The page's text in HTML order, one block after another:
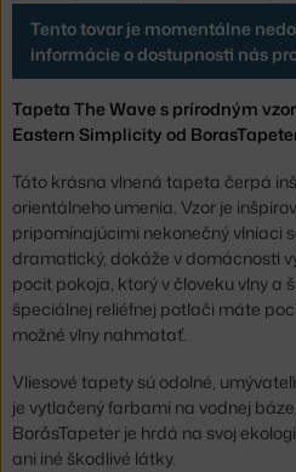
Tento tovar je momentálne
informácie o dostupnosti nás
Tapeta The Wave s prírodným
Eastern Simplicity od
Táto krásna vlnená tapeta čerpá
orientálneho umenia. Vzor je
pripomínajúcimi nekonečný vlniaci
dramatický, dokáže v domácnosti
pocit pokoja, ktorý v človeku vlny a
špeciálnej reliéfnej potlači máte
možné vlny nahmatať.
Vliesové tapety sú odolné,
je vytlačený farbami na vodnej
BoråsTapeter je hrdá na svoj
ani iné škodlivé látky.